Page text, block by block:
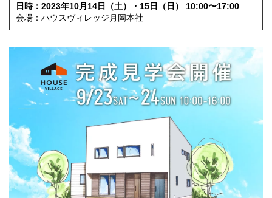
日時：2023年10月14日（土）・15日（日） 10:00〜17:00
会場：ハウスヴィレッジ月岡本社